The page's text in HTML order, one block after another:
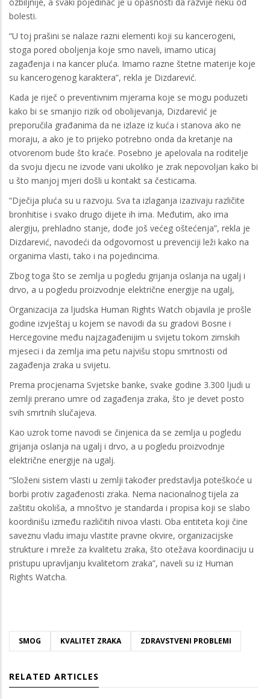
bolesti.
“U toj prašini se nalaze razni elementi koji su kancerogeni,
stoga pored oboljenja koje smo naveli, imamo uticaj
zagađenja i na kancer pluća. Imamo razne štetne materije koje
su kancerogenog karaktera”, rekla je Dizdarević.
Kada je riječ o preventivnim mjerama koje se mogu poduzeti
kako bi se smanjio rizik od obolijevanja, Dizdarević je
preporučila građanima da ne izlaze iz kuća i stanova ako ne
moraju, a ako je to prijeko potrebno onda da kretanje na
otvorenom bude što kraće. Posebno je apelovala na roditelje
da svoju djecu ne izvode vani ukoliko je zrak nepovoljan kako bi
u što manjoj mjeri došli u kontakt sa česticama.
“Dječija pluća su u razvoju. Sva ta izlaganja izazivaju različite
bronhitise i svako drugo dijete ih ima. Međutim, ako ima
alergiju, prehladno stanje, dođe još većeg oštećenja”, rekla je
Dizdarević, navodeći da odgovornost u prevenciji leži kako na
organima vlasti, tako i na pojedincima.
Zbog toga što se zemlja u pogledu grijanja oslanja na ugalj i
drvo, a u pogledu proizvodnje električne energije na ugalj,
Organizacija za ljudska Human Rights Watch objavila je prošle
godine izvještaj u kojem se navodi da su gradovi Bosne i
Hercegovine među najzagađenijim u svijetu tokom zimskih
mjeseci i da zemlja ima petu najvišu stopu smrtnosti od
zagađenja zraka u svijetu.
Prema procjenama Svjetske banke, svake godine 3.300 ljudi u
zemlji prerano umre od zagađenja zraka, što je devet posto
svih smrtnih slučajeva.
Kao uzrok tome navodi se činjenica da se zemlja u pogledu
grijanja oslanja na ugalj i drvo, a u pogledu proizvodnje
električne energije na ugalj.
“Složeni sistem vlasti u zemlji također predstavlja poteškoće u
borbi protiv zagađenosti zraka. Nema nacionalnog tijela za
zaštitu okoliša, a mnoštvo je standarda i propisa koji se slabo
koordinišu između različitih nivoa vlasti. Oba entiteta koji čine
saveznu vladu imaju vlastite pravne okvire, organizacijske
strukture i mreže za kvalitetu zraka, što otežava koordinaciju u
pristupu upravljanju kvalitetom zraka”, naveli su iz Human
Rights Watcha.
SMOG KVALITET ZRAKA ZDRAVSTVENI PROBLEMI
RELATED ARTICLES